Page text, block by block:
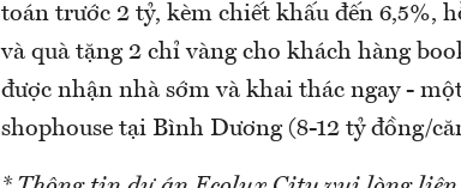
toán trước 2 tỷ, kèm chiết khấu đến 6,5%,
và quà tặng 2 chỉ vàng cho khách hàng
được nhận nhà sớm và khai thác ngay -
shophouse tại Bình Dương (8-12 tỷ đồng/